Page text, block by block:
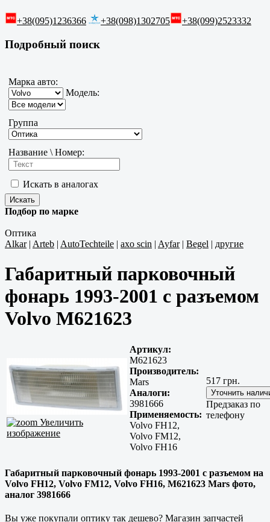
+38(095)1236366 +38(098)1302705 +38(099)2523332
Подробный поиск
Марка авто:
Модель:
Группа
Название \ Номер:
Искать в аналогах
Подбор по марке
Оптика
Alkar| Arteb | AutoTechteile | axo scin | Ayfar| Begel | другие
Габаритный парковочный
фонарь 1993-2001 с разъемом
Volvo M621623
Увеличить
изображение
Артикул:
M621623
Производитель:
Mars
Аналоги:
3981666
Применяемость:
Volvo FH12,
Volvo FM12,
Volvo FH16
517 грн.
Предзаказ по
телефону
Габаритный парковочный фонарь 1993-2001 с разъемом на
Volvo FH12, Volvo FM12, Volvo FH16, M621623 Mars фото,
аналог 3981666
Вы уже покупали оптику так дешево? Магазин запчастей